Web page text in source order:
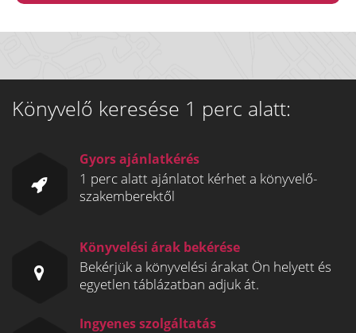
Könyvelő keresése 1 perc alatt:
Gyors ajánlatkérés
1 perc alatt ajánlatot kérhet a könyvelő-
szakemberektől
Könyvelési árak bekérése
Bekérjük a könyvelési árakat Ön helyett és
egyetlen táblázatban adjuk át.
Ingyenes szolgáltatás